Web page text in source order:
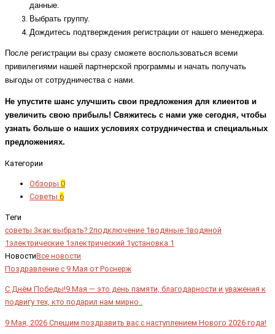
данные.
Выбрать группу.
Дождитесь подтверждения регистрации от нашего менеджера.
После регистрации вы сразу сможете воспользоваться всеми
привилегиями нашей партнерской программы и начать получать
выгоды от сотрудничества с нами.
Не упустите шанс улучшить свои предложения для клиентов и
увеличить свою прибыль! Свяжитесь с нами уже сегодня, чтобы
узнать больше о наших условиях сотрудничества и специальных
предложениях.
Категории
Обзоры 0
Советы 6
Теги
советы 3как выбрать? 2подключение 1водяные 1водяной
1 электрические 1 электрический 1установка 1
НовостиВсе новости
Поздравление с 9 Мая от Роснерж
С Днём Победы!9 Мая — это день памяти, благодарности и уважения к
подвигу тех, кто подарил нам мирно..
9 Мая, 2026 Спешим поздравить вас с наступлением Нового 2026 года!